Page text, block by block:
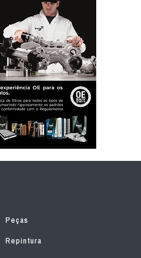
Peças
Repintura